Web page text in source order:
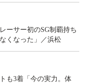
ーサー初のSG制覇持ち
くなった」／浜松
も3着「今の実力。体